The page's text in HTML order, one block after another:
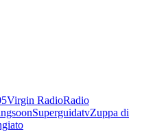
Virgin RadioRadio
SuperguidatvZuppa di